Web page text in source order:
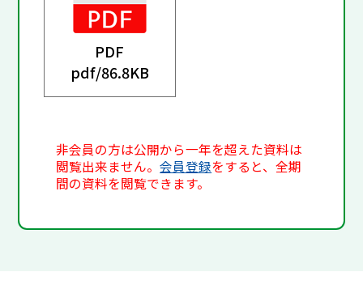
PDF
pdf/86.8KB
非会員の方は公開から一年を超えた資料は
閲覧出来ません。会員登録をすると、全期
間の資料を閲覧できます。